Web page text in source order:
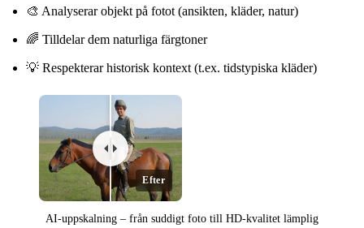
🎨 Analyserar objekt på fotot (ansikten, kläder, natur)
🌈 Tilldelar dem naturliga färgtoner
💡 Respekterar historisk kontext (t.ex. tidstypiska kläder)
Efter
AI-uppskalning – från suddigt foto till HD-kvalitet lämplig